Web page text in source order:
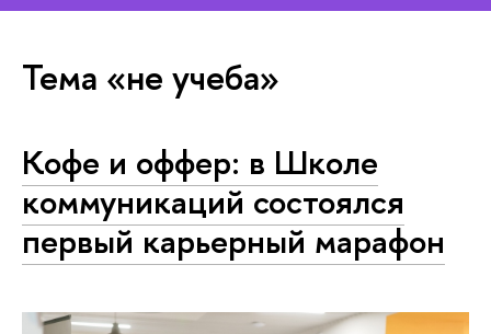
Тема «не учеба»
Кофе и оффер: в Школе
коммуникаций состоялся
первый карьерный марафон